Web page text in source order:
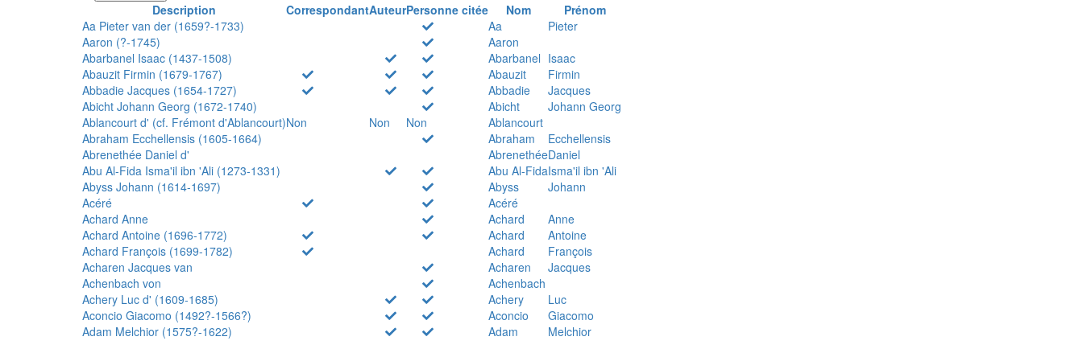
Description
CorrespondantAuteurPersonne citée Nom
Prénom
Aa Pieter van der (1659?-1733)
Aa
Pieter
Aaron (?-1745)
Aaron
Abarbanel Isaac (1437-1508)
Abarbanel Isaac
Abauzit Firmin (1679-1767)
Abauzit
Firmin
Abbadie Jacques (1654-1727)
Abbadie
Jacques
Abicht Johann Georg (1672-1740)
Abicht
Johann Georg
Ablancourt d' (cf. Frémont d'Ablancourt)Non Non Non
Ablancourt
Abraham Ecchellensis (1605-1664)
Abraham
Ecchellensis
Abrenethée Daniel d'
AbrenethéeDaniel
Abu Al-Fida Isma'il ibn 'Ali (1273-1331)
Abu Al-FidaIsma'il ibn 'Ali
Abyss Johann (1614-1697)
Abyss
Johann
Acéré
Acéré
Achard Anne
Achard
Anne
Achard Antoine (1696-1772)
Achard
Antoine
Achard François (1699-1782)
Achard
François
Acharen Jacques van
Acharen
Jacques
Achenbach von
Achenbach
Achery Luc d' (1609-1685)
Achery
Luc
Aconcio Giacomo (1492?-1566?)
Aconcio
Giacomo
Adam Melchior (1575?-1622)
Adam
Melchior